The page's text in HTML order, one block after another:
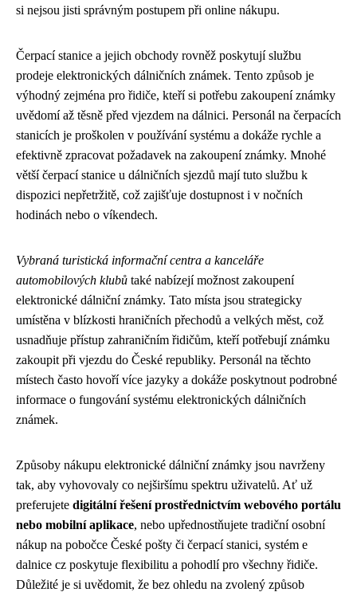
si nejsou jisti správným postupem při online nákupu.
Čerpací stanice a jejich obchody rovněž poskytují službu
prodeje elektronických dálničních známek. Tento způsob je
výhodný zejména pro řidiče, kteří si potřebu zakoupení známky
uvědomí až těsně před vjezdem na dálnici. Personál na čerpacích
stanicích je proškolen v používání systému a dokáže rychle a
efektivně zpracovat požadavek na zakoupení známky. Mnohé
větší čerpací stanice u dálničních sjezdů mají tuto službu k
dispozici nepřetržitě, což zajišťuje dostupnost i v nočních
hodinách nebo o víkendech.
Vybraná turistická informační centra a kanceláře
automobilových klubů také nabízejí možnost zakoupení
elektronické dálniční známky. Tato místa jsou strategicky
umístěna v blízkosti hraničních přechodů a velkých měst, což
usnadňuje přístup zahraničním řidičům, kteří potřebují známku
zakoupit při vjezdu do České republiky. Personál na těchto
místech často hovoří více jazyky a dokáže poskytnout podrobné
informace o fungování systému elektronických dálničních
známek.
Způsoby nákupu elektronické dálniční známky jsou navrženy
tak, aby vyhovovaly co nejširšímu spektru uživatelů. Ať už
preferujete digitální řešení prostřednictvím webového portálu
nebo mobilní aplikace, nebo upřednostňujete tradiční osobní
nákup na pobočce České pošty či čerpací stanici, systém e
dalnice cz poskytuje flexibilitu a pohodlí pro všechny řidiče.
Důležité je si uvědomit, že bez ohledu na zvolený způsob